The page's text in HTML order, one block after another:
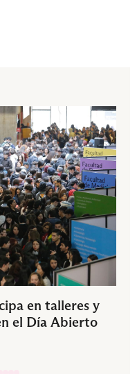
en talleres y
el Día Abierto